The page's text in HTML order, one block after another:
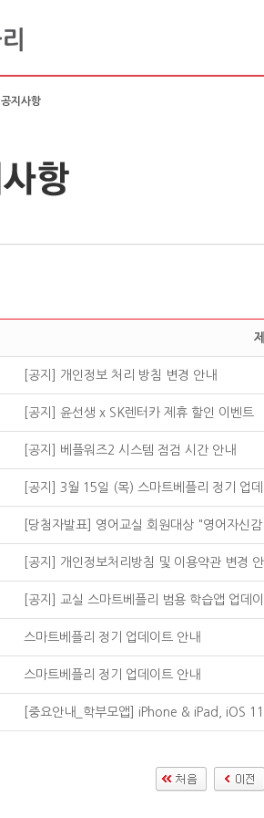
공지사항
[공지] 개인정보 처리 방침 변경 안내
[공지] 윤선생 x SK렌터카 제휴 할인 이벤트
[공지] 베플워즈2 시스템 점검 시간 안내
[공지] 3월 15일 (목) 스마트베플리 정기 업
[당첨자발표] 영어교실 회원대상 "영어자신
[공지] 개인정보처리방침 및 이용약관 변경
[공지] 교실 스마트베플리 범용 학습앱 업데
스마트베플리 정기 업데이트 안내
스마트베플리 정기 업데이트 안내
[중요안내_학부모앱] iPhone & iPad, iOS